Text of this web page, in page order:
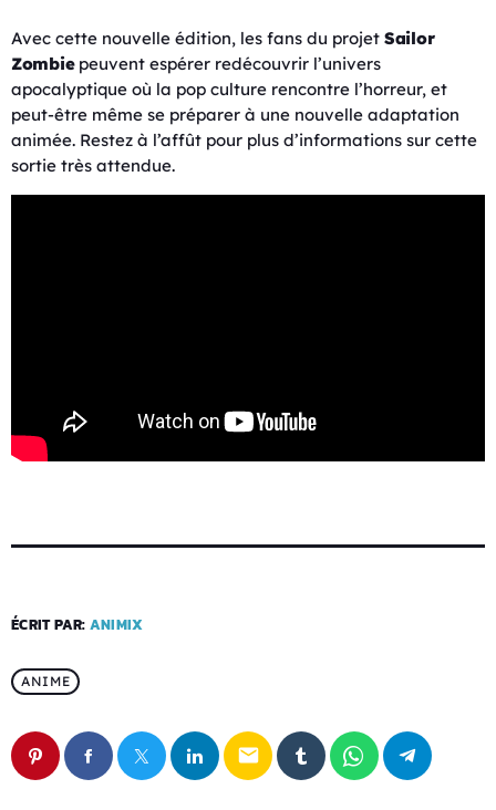
Avec cette nouvelle édition, les fans du projet Sailor
Zombiepeuvent espérer redécouvrir l’univers
apocalyptique où la pop culture rencontre l’horreur, et
peut-être même se préparer à une nouvelle adaptation
animée. Restez à l’affût pour plus d’informations sur cette
sortie très attendue.
ÉCRIT PAR: ANIMIX
ANIME
email